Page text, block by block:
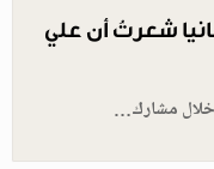
شعرتُ أن علي
خلال مشارك…